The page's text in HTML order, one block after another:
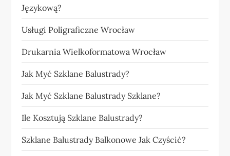
Językową?
Usługi Poligraficzne Wrocław
Drukarnia Wielkoformatowa Wrocław
Jak Myć Szklane Balustrady?
Jak Myć Szklane Balustrady Szklane?
Ile Kosztują Szklane Balustrady?
Szklane Balustrady Balkonowe Jak Czyścić?